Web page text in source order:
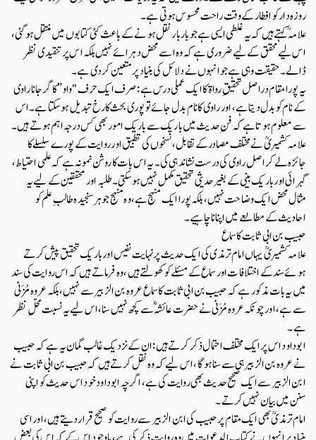
روزہ دار کو افطار کے وقت راحت محسوس ہوتی ہے۔
علامہؒ کہتے ہیں کہ یہ غلطی ایسی ہے جو بار بار نقل ہونے کے باعث کئی کتابوں میں منتقل ہو گئی،
اس لیے محقق کے لیے ضروری ہے کہ وہ اسے محض دہرائے نہیں بلکہ اس پر تنقیدی نظر
ڈالے۔ حقیقت وہی ہے جو انہوں نے دلائل کی بنیاد پر متعین کر دی ہے ۔
یہ پورا مقام دراصل تحقیقِ رواۃ کا ایک عملی درس ہے:صرف ایک حرف "واو” کا گر جانا راوی
کے نام کو بدل دیتا ہے، اور راوی کا نام بدل جائے تو پوری بحث کا رخ تبدیل ہو سکتا ہے۔ اس
سے معلوم ہوتا ہے کہ فنِ حدیث میں باریک سے باریک امور بھی کس درجہ اہم ہوتے ہیں۔
علامہ کشمیریؒ نے مختلف مصادر کے تقابل، نسخوں کی تطبیق اور روایت کے پورے سلسلے کا
جائزہ لے کر اصل راوی کی درست نشاندہی کی۔ یہ اس بات کا روشن نمونہ ہے کہ علمی احتیاط،
گہرائی اور باریک بینی کے بغیر حدیثی تحقیق مکمل نہیں ہو سکتی۔ طلبہ اور محققین کے لیے یہ
مثال محض ایک وضاحت نہیں، بلکہ پورا ایک منہج ہے،وہ منہج جو ہر سنجیدہ طالبِ علم کو
احادیث کے مطالعے میں اپنانا چاہیے۔
حبیب بن ابی ثابت کا سماع
علامہ کشمیریؒ یہاں امام ترمذی کی ایک حدیث پر نہایت نفیس اور باریک تحقیق پیش کرتے
ہوئے سند کے اختلافات اور سماع کے مسئلے کو کھولتے ہیں، وہ فرماتے ہیں کہ اس روایت کی سند
میں یہ بات مذکور ہے کہ حبیب بن ابی ثابت کا سماع عروہ بن الزبیر سے نہیں، بلکہ عروہ مُزَنی
سے ہے، اور چونکہ عروہ مُزَنی نے حضرت عائشہؓ سے کچھ نہیں سنا، اس لیے یہ نسبت محلِّ نظر
ہے۔
ابو داود اس پر ایک مختلف احتمال ذکر کرتے ہیں: ان کے نزدیک غالب گمان یہ ہے کہ حبیب
نے عروہ بن الزبیر ہی سے سنا ہوگا، اس لیے کہ وہ نقل کرتے ہیں کہ حبیب بن ابی ثابت نے
ابن الزبیر سے ایک صحیح حدیث بھی روایت کی ہے، اگرچہ ابو داود خود اس حدیث کو اپنی
سنن میں بیان نہیں کرتے۔
امام ترمذیؒ بھی ایک مقام پر حبیب کی ابن الزبیر سے روایت کو صحیح قرار دیتے ہیں، اور اسی